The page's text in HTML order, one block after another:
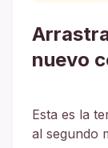
nuevo
Esta es la
al segundo